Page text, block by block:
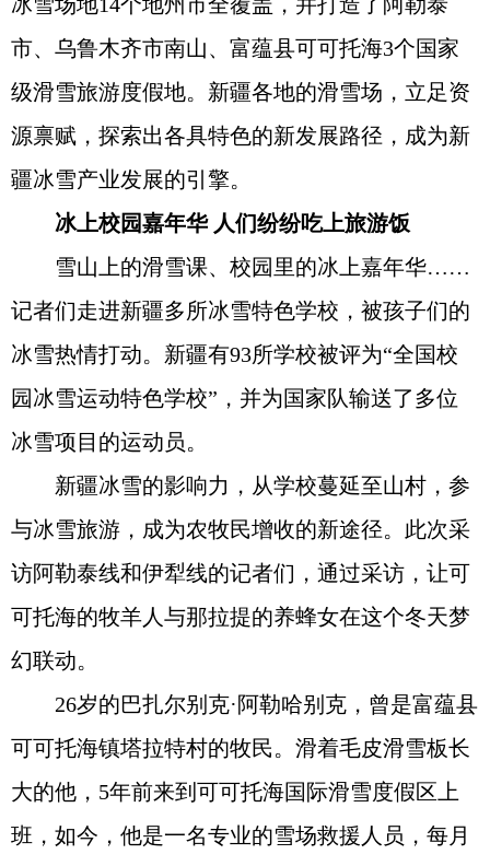
市、乌鲁木齐市南山、富蕴县可可托海3个国家
级滑雪旅游度假地。新疆各地的滑雪场，立足资
源禀赋，探索出各具特色的新发展路径，成为新
疆冰雪产业发展的引擎。
冰上校园嘉年华 人们纷纷吃上旅游饭
雪山上的滑雪课、校园里的冰上嘉年华……
记者们走进新疆多所冰雪特色学校，被孩子们的
冰雪热情打动。新疆有93所学校被评为“全国校
园冰雪运动特色学校”，并为国家队输送了多位
冰雪项目的运动员。
新疆冰雪的影响力，从学校蔓延至山村，参
与冰雪旅游，成为农牧民增收的新途径。此次采
访阿勒泰线和伊犁线的记者们，通过采访，让可
可托海的牧羊人与那拉提的养蜂女在这个冬天梦
幻联动。
26岁的巴扎尔别克·阿勒哈别克，曾是富蕴县
可可托海镇塔拉特村的牧民。滑着毛皮滑雪板长
大的他，5年前来到可可托海国际滑雪度假区上
班，如今，他是一名专业的雪场救援人员，每月